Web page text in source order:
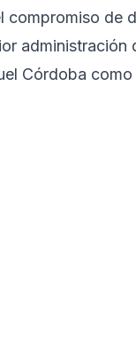
de
administración
Córdoba